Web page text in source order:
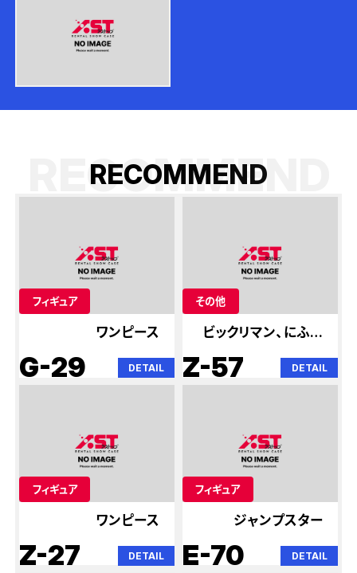
RECOMMEND
RECOMMEND
フィギュア
ワンピース
G-29 DETAIL
その他
ビックリマン、にふぉ
るめーしょん
Z-57 DETAIL
フィギュア
ワンピース
Z-27 DETAIL
フィギュア
ジャンプスター
E-70 DETAIL